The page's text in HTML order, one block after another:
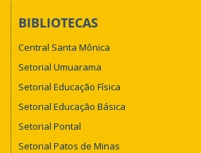
BIBLIOTECAS
Central Santa Mônica
Setorial Umuarama
Setorial Educação Física
Setorial Educação Básica
Setorial Pontal
Setorial Patos de Minas